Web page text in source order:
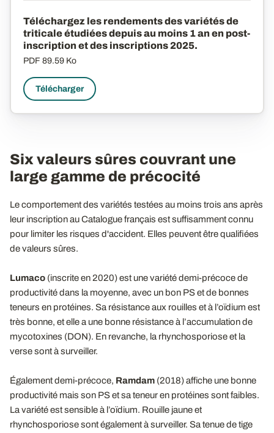
Téléchargez les rendements des variétés de
triticale étudiées depuis au moins 1 an en post-
inscription et des inscriptions 2025.
PDF 89.59 Ko
Télécharger
Six valeurs sûres couvrant une
large gamme de précocité
Le comportement des variétés testées au moins trois ans après
leur inscription au Catalogue français est suffisamment connu
pour limiter les risques d'accident. Elles peuvent être qualifiées
de valeurs sûres.
Lumaco (inscrite en 2020) est une variété demi-précoce de
productivité dans la moyenne, avec un bon PS et de bonnes
teneurs en protéines. Sa résistance aux rouilles et à l’oïdium est
très bonne, et elle a une bonne résistance à l’accumulation de
mycotoxines (DON). En revanche, la rhynchosporiose et la
verse sont à surveiller.
Également demi-précoce, Ramdam (2018) affiche une bonne
productivité mais son PS et sa teneur en protéines sont faibles.
La variété est sensible à l’oïdium. Rouille jaune et
rhynchosporiose sont également à surveiller. Sa tenue de tige